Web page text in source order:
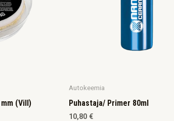
(Vill)
Autokeemia
Puhastaja/ Primer 80ml
10,80 €